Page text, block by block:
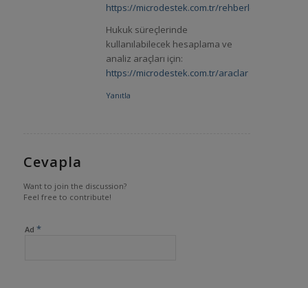
https://microdestek.com.tr/rehberler
Hukuk süreçlerinde
kullanılabilecek hesaplama ve
analiz araçları için:
https://microdestek.com.tr/araclar
Yanıtla
Cevapla
Want to join the discussion?
Feel free to contribute!
Ad *